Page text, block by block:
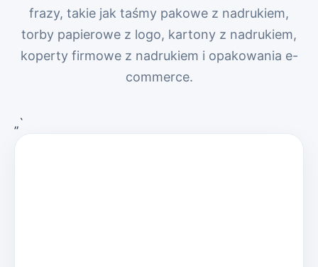
frazy, takie jak taśmy pakowe z nadrukiem,
torby papierowe z logo, kartony z nadrukiem,
koperty firmowe z nadrukiem i opakowania e-
commerce.
„`